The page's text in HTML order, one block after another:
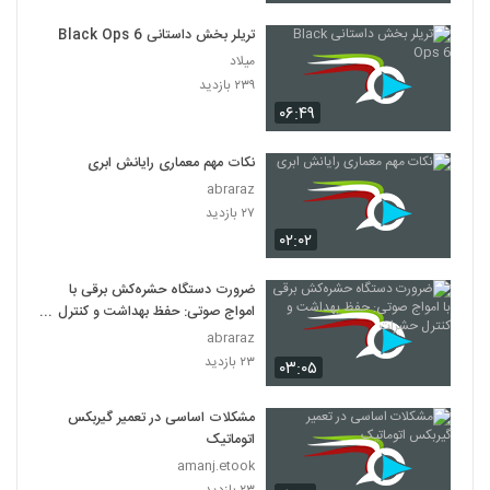
۰۶:۴۹
تریلر بخش داستانی Black Ops 6
میلاد
۲۳۹ بازدید
۰۲:۰۲
نکات مهم معماری رایانش ابری
abraraz
۲۷ بازدید
۰۳:۰۵
ضرورت دستگاه حشره‌کش برقی با
امواج صوتی: حفظ بهداشت و کنترل
حشرات
abraraz
۲۳ بازدید
مشکلات اساسی در تعمیر گیربکس
اتوماتیک
amanj.etook